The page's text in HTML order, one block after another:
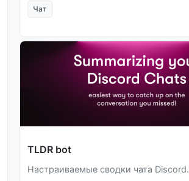
Чат
TLDR bot
Настраиваемые сводки чата Discord.